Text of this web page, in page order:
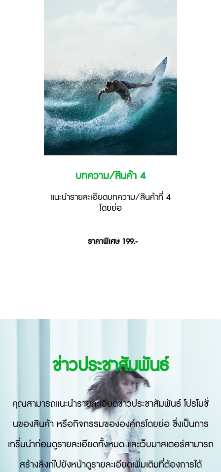
บทความ/สินค้า 4
แนะนำรายละเอียดบทความ/สินค้าที่ 4
โดยย่อ
ราคาพิเศษ 199.-
ข่าวประชาสัมพันธ์
คุณสามารถแนะนำรายละเอียดข่าวประชาสัมพันธ์ โปรโมชั่
นของสินค้า หรือกิจกรรมขององค์กรโดยย่อ ซึ่งเป็นการ
เกริ่นนำก่อนดูรายละเอียดทั้งหมด และเว็บมาสเตอร์สามารถ
สร้างลิงก์ไปยังหน้าดูรายละเอียดเพิ่มเติมที่ต้องการได้